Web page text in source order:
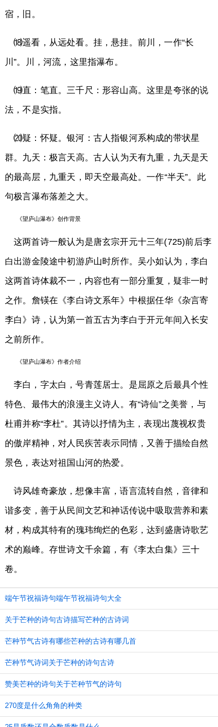
宿，旧。
⒅遥看，从远处看。挂，悬挂。前川，一作“长
川”。川，河流，这里指瀑布。
⒆直：笔直。三千尺：形容山高。这里是夸张的说
法，不是实指。
⒇疑：怀疑。银河：古人指银河系构成的带状星
群。九天：极言天高。古人认为天有九重，九天是天
的最高层，九重天，即天空最高处。一作“半天”。此
句极言瀑布落差之大。
《望庐山瀑布》创作背景
这两首诗一般认为是唐玄宗开元十三年(725)前后李
白出游金陵途中初游庐山时所作。吴小如认为，李白
这两首诗体裁不一，内容也有一部分重复，疑非一时
之作。詹锳在《李白诗文系年》中根据任华《杂言寄
李白》诗，认为第一首五古为李白于开元年间入长安
之前所作。
《望庐山瀑布》作者介绍
李白，字太白，号青莲居士。是屈原之后最具个性
特色、最伟大的浪漫主义诗人。有“诗仙”之美誉，与
杜甫并称“李杜”。其诗以抒情为主，表现出蔑视权贵
的傲岸精神，对人民疾苦表示同情，又善于描绘自然
景色，表达对祖国山河的热爱。
诗风雄奇豪放，想像丰富，语言流转自然，音律和
谐多变，善于从民间文艺和神话传说中吸取营养和素
材，构成其特有的瑰玮绚烂的色彩，达到盛唐诗歌艺
术的巅峰。存世诗文千余篇，有《李太白集》三十
卷。
端午节祝福诗句端午节祝福诗句大全
关于芒种的诗句古诗描写芒种的古诗词
芒种节气古诗有哪些芒种的古诗有哪几首
芒种节气诗词关于芒种的诗句古诗
赞美芒种的诗句关于芒种节气的诗句
270度是什么角角的种类